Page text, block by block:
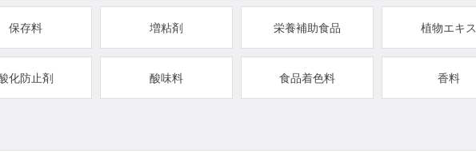
保存料 増粘剤 栄養補助食品 植物エキス
化防止剤 酸味料 食品着色料 香料